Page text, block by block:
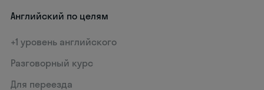
Английский по целям
+1 уровень английского
Разговорный курс
Для переезда